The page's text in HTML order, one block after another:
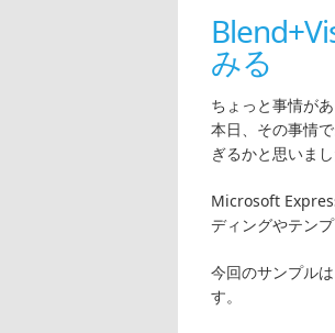
みる
ちょっと事情が
本日、その事情
ぎるかと思いま
Microsoft
ディングやテン
今回のサンプル
す。